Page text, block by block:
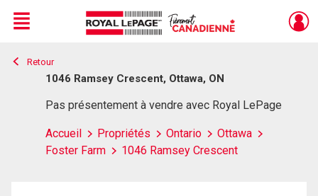
Live
En Direct
Menu
Retour
1046 Ramsey Crescent, Ottawa, ON
Pas présentement à vendre avec Royal LePage
Accueil Propriétés Ontario
Ottawa
Foster Farm
1046 Ramsey Crescent